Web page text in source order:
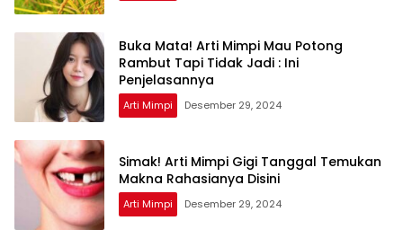
Buka Mata! Arti Mimpi Mau Potong
Rambut Tapi Tidak Jadi : Ini
Penjelasannya
Arti Mimpi Desember 29, 2024
Simak! Arti Mimpi Gigi Tanggal Temukan
Makna Rahasianya Disini
Arti Mimpi Desember 29, 2024